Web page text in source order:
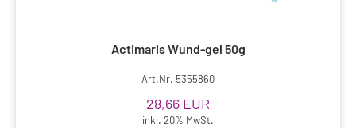
Actimaris Wund-gel 50g
Art.Nr. 5355860
28,66 EUR
inkl. 20% MwSt.